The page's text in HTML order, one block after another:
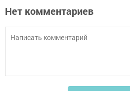
Нет комментариев